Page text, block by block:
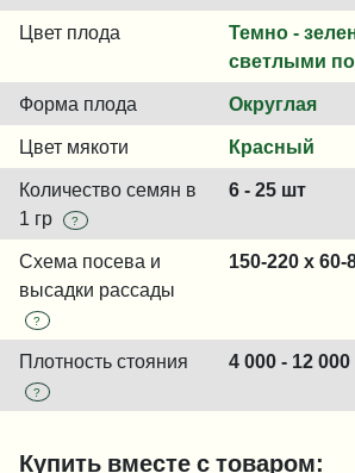
Цвет плода
Темно -
светлыми
Форма плода Округлая
Цвет мякоти Красный
Количество семян в
1 гр
?
6 - 25 шт
Схема посева и
высадки рассады
?
150-220 x 60-
Плотность стояния
?
4 000 - 12 000
Купить вместе с товаром: